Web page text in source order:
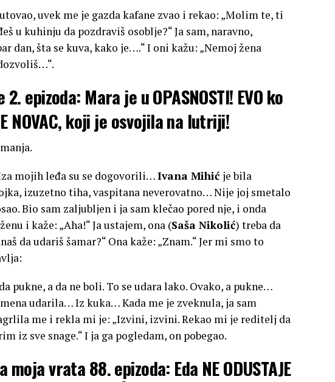
uvek me je gazda kafane zvao i rekao: „Molim te, ti
u kuhinju da pozdraviš osoblje?“ Ja sam, naravno,
dan, šta se kuva, kako je….“ I oni kažu: „Nemoj žena
epizoda: Mara je u OPASNOSTI! EVO ko
NOVAC, koji je osvojila na lutriji!
mojih leđa su se dogovorili…Ivana Mihić je bila
izuzetno tiha, vaspitana neverovatno… Nije joj smetalo
Bio sam zaljubljen i ja sam klečao pored nje, i onda
i kaže: „Aha!“ Ja ustajem, ona (Saša Nikolić) treba da
da udariš šamar?“ Ona kaže: „Znam.“ Jer mi smo to
pukne, a da ne boli. To se udara lako. Ovako, a pukne…
udarila… Iz kuka… Kada me je zveknula, ja sam
me i rekla mi je: „Izvini, izvini. Rekao mi je reditelj da
iz sve snage.“ I ja ga pogledam, on pobegao.
moja vrata 88. epizoda: Eda NE ODUSTAJE